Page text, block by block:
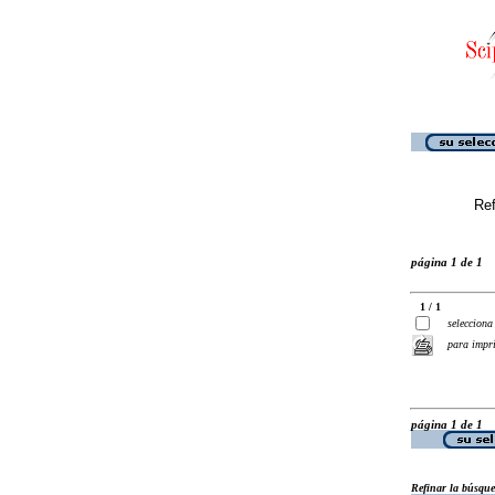
página 1 de 1
1 / 1
selecciona
para
página 1 de 1
Refinar la